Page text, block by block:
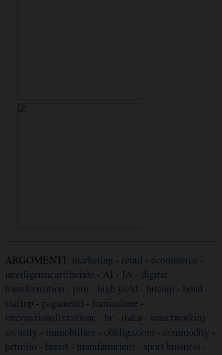
ARGOMENTI: marketing - retail - ecommerce -
intelligenza artificiale - AI - IA - digital
transformation - pmi - high yield - bitcoin - bond -
startup - pagamenti - formazione -
internazionalizzazione - hr - m&a - smartworking -
security - immobiliare - obbligazioni - commodity -
petrolio - brexit - manifatturiero - sport business -